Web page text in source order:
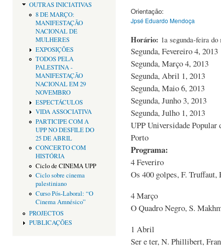
OUTRAS INICIATIVAS
8 DE MARÇO:
MANIFESTAÇÃO
NACIONAL DE
MULHERES
EXPOSIÇÕES
TODOS PELA
PALESTINA -
MANIFESTAÇÃO
NACIONAL EM 29
NOVEMBRO
ESPECTÁCULOS
VIDA ASSOCIATIVA
PARTICIPE COM A
UPP NO DESFILE DO
25 DE ABRIL
CONCERTO COM
HISTÓRIA
Ciclo de CINEMA UPP
Ciclo sobre cinema
palestiniano
Curso Pós-Laboral: “O
Cinema Amnésico”
PROJECTOS
PUBLICAÇÕES
Orientação:
Jpsé Eduardo Mendoça
Horário: 1a segunda-feira
Segunda, Fevereiro 4, 2013
Segunda, Março 4, 2013
Segunda, Abril 1, 2013
Segunda, Maio 6, 2013
Segunda, Junho 3, 2013
Segunda, Julho 1, 2013
UPP Universidade Popular
Porto
Programa:
4 Feveriro
Os 400 golpes, F. Truffaut,
4 Março
O Quadro Negro, S.
1 Abril
Ser e ter, N. Phillibert,